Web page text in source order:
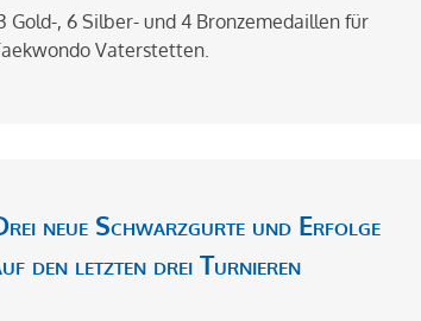
Gold-, 6 Silber- und 4 Bronzemedaillen für
Vaterstetten.
neue Schwarzgurte und Erfolge
den letzten drei Turnieren